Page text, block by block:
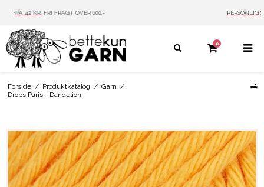
PERSONLIG SERVICE
0
Forside / Produktkatalog / Garn /
Drops Paris - Dandelion